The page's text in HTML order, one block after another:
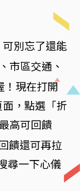
別忘了還能
市區交通、
！現在打開
面，點選「折
最高可回饋
饋還可再拉
尋一下心儀